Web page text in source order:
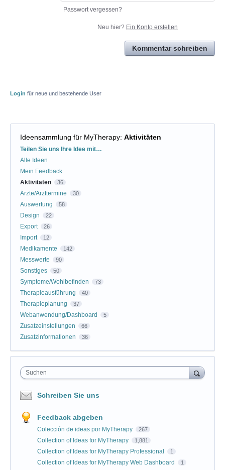
Passwort vergessen?
Neu hier? Ein Konto erstellen
Kommentar schreiben
Login für neue und bestehende User
Ideensammlung für MyTherapy: Aktivitäten
Kategorien
Teilen Sie uns Ihre Idee mit…
Alle Ideen
Mein Feedback
Aktivitäten
36
Ärzte/Arzttermine 30
Auswertung 58
Design 22
Export 26
Import 12
Medikamente 142
Messwerte 90
Sonstiges 50
Symptome/Wohlbefinden 73
Therapieausführung 40
Therapieplanung 37
Webanwendung/Dashboard 5
Zusatzeinstellungen 66
Zusatzinformationen 36
Suchen
Schreiben Sie uns
Feedback abgeben
Colección de ideas por MyTherapy 267
Collection of Ideas for MyTherapy 1,881
Collection of Ideas for MyTherapy Professional 1
Collection of Ideas for MyTherapy Web Dashboard 1